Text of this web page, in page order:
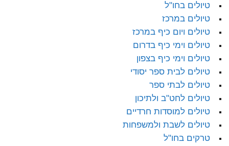
טיולים בחו"ל
טיולים במרכז
טיולים ויום כיף במרכז
טיולים וימי כיף בדרום
טיולים וימי כיף בצפון
טיולים לבית ספר יסודי
טיולים לבתי ספר
טיולים לחט"ב ולתיכון
טיולים למוסדות חרדיים
טיולים לשבת ולמשפחות
טרקים בחו"ל